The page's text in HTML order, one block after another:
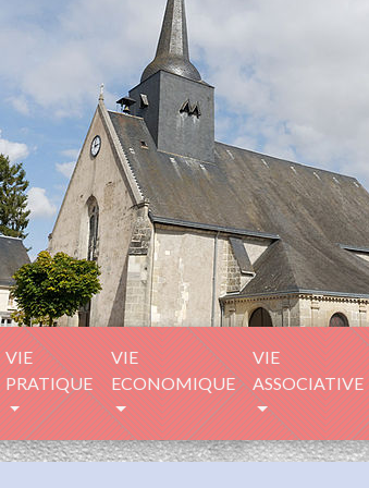
VIE
PRATIQUE
VIE
ECONOMIQUE
VIE
ASSOCIATIVE